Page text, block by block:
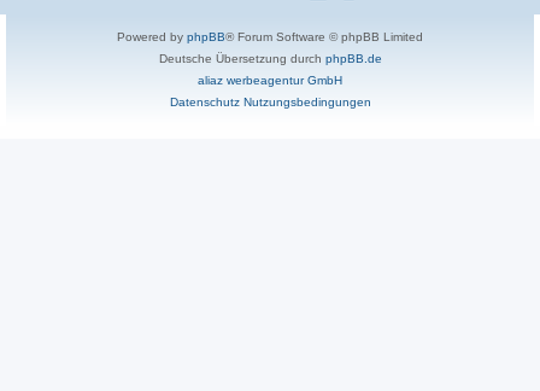
Powered by phpBB® Forum Software © phpBB Limited
Deutsche Übersetzung durch phpBB.de
aliaz werbeagentur GmbH
Datenschutz Nutzungsbedingungen